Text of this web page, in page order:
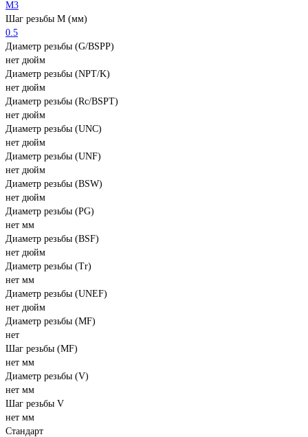
М3
Шаг резьбы М (мм)
0.5
Диаметр резьбы (G/BSPP)
нет дюйм
Диаметр резьбы (NPT/K)
нет дюйм
Диаметр резьбы (Rc/BSPT)
нет дюйм
Диаметр резьбы (UNC)
нет дюйм
Диаметр резьбы (UNF)
нет дюйм
Диаметр резьбы (BSW)
нет дюйм
Диаметр резьбы (PG)
нет мм
Диаметр резьбы (BSF)
нет дюйм
Диаметр резьбы (Tr)
нет мм
Диаметр резьбы (UNEF)
нет дюйм
Диаметр резьбы (MF)
нет
Шаг резьбы (MF)
нет мм
Диаметр резьбы (V)
нет мм
Шаг резьбы V
нет мм
Стандарт